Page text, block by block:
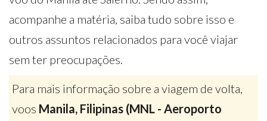
acompanhe a matéria, saiba tudo sobre isso e
outros assuntos relacionados para você viajar
sem ter preocupações.
Para mais informação sobre a viagem de volta,
voos Manila, Filipinas (MNL - Aeroporto